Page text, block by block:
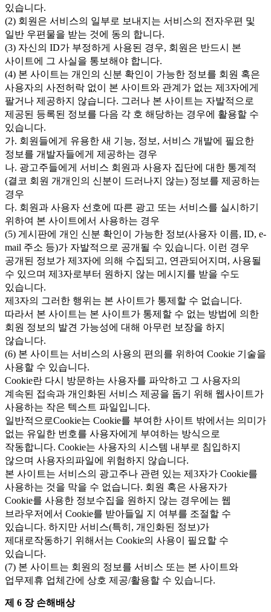
있습니다.
(2) 회원은 서비스의 일부로 보내지는 서비스의 전자우편 및
일반 우편물을 받는 것에 동의 합니다.
(3) 자신의 ID가 부정하게 사용된 경우, 회원은 반드시 본
사이트에 그 사실을 통보해야 합니다.
(4) 본 사이트는 개인의 신분 확인이 가능한 정보를 회원 혹은
사용자의 사전허락 없이 본 사이트와 관계가 없는 제3자에게
팔거나 제공하지 않습니다. 그러나 본 사이트는 자발적으로
제공된 등록된 정보를 다음 각 호 해당하는 경우에 활용할 수
있습니다.
가. 회원들에게 유용한 새 기능, 정보, 서비스 개발에 필요한
정보를 개발자들에게 제공하는 경우
나. 광고주들에게 서비스 회원과 사용자 집단에 대한 통계적
(결코 회원 개개인의 신분이 드러나지 않는) 정보를 제공하는
경우
다. 회원과 사용자 선호에 따른 광고 또는 서비스를 실시하기
위하여 본 사이트에서 사용하는 경우
(5) 게시판에 개인 신분 확인이 가능한 정보(사용자 이름, ID, e-
mail 주소 등)가 자발적으로 공개될 수 있습니다. 이런 경우
공개된 정보가 제3자에 의해 수집되고, 연관되어지며, 사용될
수 있으며 제3자로부터 원하지 않는 메시지를 받을 수도
있습니다.
제3자의 그러한 행위는 본 사이트가 통제할 수 없습니다.
따라서 본 사이트는 본 사이트가 통제할 수 없는 방법에 의한
회원 정보의 발견 가능성에 대해 아무런 보장을 하지
않습니다.
(6) 본 사이트는 서비스의 사용의 편의를 위하여 Cookie 기술을
사용할 수 있습니다.
Cookie란 다시 방문하는 사용자를 파악하고 그 사용자의
계속된 접속과 개인화된 서비스 제공을 돕기 위해 웹사이트가
사용하는 작은 텍스트 파일입니다.
일반적으로Cookie는 Cookie를 부여한 사이트 밖에서는 의미가
없는 유일한 번호를 사용자에게 부여하는 방식으로
작동합니다. Cookie는 사용자의 시스템 내부로 침입하지
않으며 사용자의파일에 위험하지 않습니다.
본 사이트는 서비스의 광고주나 관련 있는 제3자가 Cookie를
사용하는 것을 막을 수 없습니다. 회원 혹은 사용자가
Cookie를 사용한 정보수집을 원하지 않는 경우에는 웹
브라우저에서 Cookie를 받아들일 지 여부를 조절할 수
있습니다. 하지만 서비스(특히, 개인화된 정보)가
제대로작동하기 위해서는 Cookie의 사용이 필요할 수
있습니다.
(7) 본 사이트는 회원의 정보를 서비스 또는 본 사이트와
업무제휴 업체간에 상호 제공/활용할 수 있습니다.
제 6 장 손해배상